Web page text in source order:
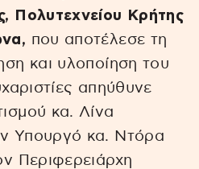
, Πολυτεχνείου Κρήτης
που αποτέλεσε τη
και υλοποίηση του
απηύθυνε
κα. Λίνα
Υπουργό κα. Ντόρα
Περιφερειάρχη